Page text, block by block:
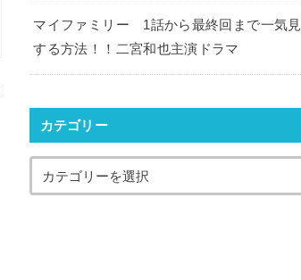
マイファミリー 1話から最終回まで一気見
する方法！！二宮和也主演ドラマ
カテゴリー